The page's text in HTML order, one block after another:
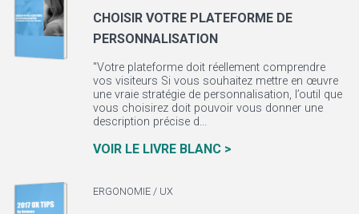
CHOISIR VOTRE PLATEFORME DE
PERSONNALISATION
"Votre plateforme doit réellement comprendre
vos visiteurs Si vous souhaitez mettre en œuvre
une vraie stratégie de personnalisation, l’outil que
vous choisirez doit pouvoir vous donner une
description précise d...
VOIR LE LIVRE BLANC >
ERGONOMIE / UX